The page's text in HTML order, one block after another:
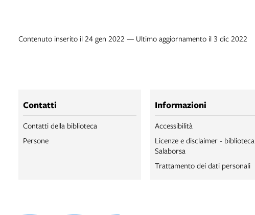
Contenuto inserito il 24 gen 2022 — Ultimo aggiornamento il 3 dic 2022
Contatti
Contatti della biblioteca
Persone
Informazioni
Accessibilità
Licenze e disclaimer - biblioteca
Salaborsa
Trattamento dei dati personali